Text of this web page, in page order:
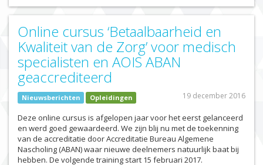
Online cursus ‘Betaalbaarheid en
Kwaliteit van de Zorg’ voor medisch
specialisten en AOIS ABAN
geaccrediteerd
19 december 2016
Nieuwsberichten Opleidingen
Deze online cursus is afgelopen jaar voor het eerst gelanceerd
en werd goed gewaardeerd. We zijn blij nu met de toekenning
van de accreditatie door Accreditatie Bureau Algemene
Nascholing (ABAN) waar nieuwe deelnemers natuurlijk baat bij
hebben. De volgende training start 15 februari 2017.